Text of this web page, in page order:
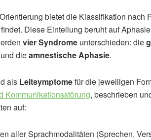
bietet die Klassifikation nach
Diese Einteilung beruht auf
vier Syndrome unterschieden: die
und dieamnestische Aphasie.
als Leitsymptomefür die jeweiligen
Kommunikationsstörung, beschrieben
auf:
aller Sprachmodalitäten (Sprechen,